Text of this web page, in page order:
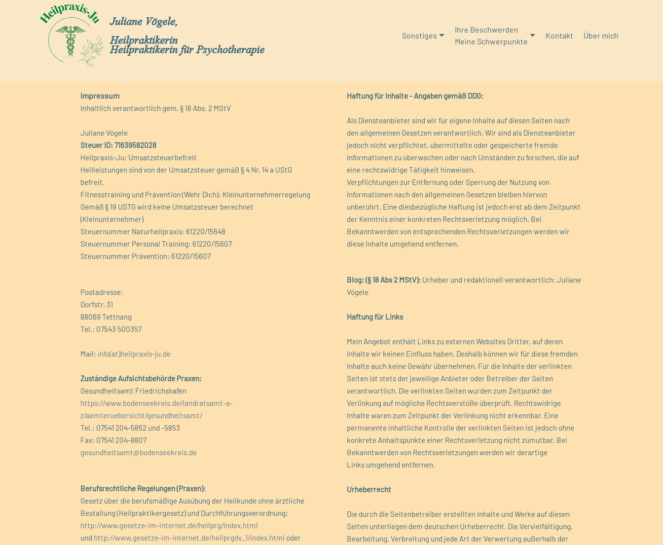
Juliane Vögele,
Heilpraktikerin
Heilpraktikerin für Psychotherapie
Sonstiges
Ihre Beschwerden
Meine Schwerpunkte
Kontakt Über mich
impressum
Inhaltlich verantwortlich gem. § 18 Abs. 2 MStV
Juliane Vögele
Steuer ID: 71639582028
Heilpraxis-Ju: Umsatzsteuerbefreit
Heilleistungen sind von der Umsatzsteuer gemäß § 4 Nr. 14 a UStG
befreit.
Fitnesstraining und Prävention (Wehr Dich): Kleinunternehmerregelung
Gemäß § 19 USTG wird keine Umsatzsteuer berechnet
(Kleinunternehmer)
Steuernummer Naturheilpraxis: 61220/15648
Steuernummer Personal Training: 61220/15607
Steuernummer Prävention: 61220/15607
Postadresse:
Dorfstr. 31
88069 Tettnang
Tel.: 07543 500357
Mail: info(at)heilpraxis-ju.de
Zuständige Aufsichtsbehörde Praxen:
Gesundheitsamt Friedrichshafen
https://www.bodenseekreis.de/landratsamt-a-
z/aemteruebersicht/gesundheitsamt/
Tel.: 07541 204-5852 und -5853
Fax: 07541 204-8807
gesundheitsamt@bodenseekreis.de
Berufsrechtliche Regelungen (Praxen):
Gesetz über die berufsmäßige Ausübung der Heilkunde ohne ärztliche
Bestallung (Heilpraktikergesetz) und Durchführungsverordnung:
http://www.gesetze-im-internet.de/heilprg/index.html
und http://www.gesetze-im-internet.de/heilprgdv_1/index.html oder
Haftung für Inhalte - Angaben gemäß DDG:
Als Diensteanbieter sind wir für eigene Inhalte auf diesen Seiten nach
den allgemeinen Gesetzen verantwortlich. Wir sind als Diensteanbieter
jedoch nicht verpflichtet, übermittelte oder gespeicherte fremde
Informationen zu überwachen oder nach Umständen zu forschen, die auf
eine rechtswidrige Tätigkeit hinweisen.
Verpflichtungen zur Entfernung oder Sperrung der Nutzung von
Informationen nach den allgemeinen Gesetzen bleiben hiervon
unberührt. Eine diesbezügliche Haftung ist jedoch erst ab dem Zeitpunkt
der Kenntnis einer konkreten Rechtsverletzung möglich. Bei
Bekanntwerden von entsprechenden Rechtsverletzungen werden wir
diese Inhalte umgehend entfernen.
Blog: (§ 18 Abs 2 MStV): Urheber und redaktionell verantwortlich: Juliane
Vögele
Haftung für Links
Mein Angebot enthält Links zu externen Websites Dritter, auf deren
Inhalte wir keinen Einfluss haben. Deshalb können wir für diese fremden
Inhalte auch keine Gewähr übernehmen. Für die Inhalte der verlinkten
Seiten ist stets der jeweilige Anbieter oder Betreiber der Seiten
verantwortlich. Die verlinkten Seiten wurden zum Zeitpunkt der
Verlinkung auf mögliche Rechtsverstöße überprüft. Rechtswidrige
Inhaltewaren zum Zeitpunkt der Verlinkung nicht erkennbar. Eine
permanente inhaltliche Kontrolle der verlinkten Seiten ist jedoch ohne
konkrete Anhaltspunkte einer Rechtsverletzung nicht zumutbar. Bei
Bekanntwerden von Rechtsverletzungen werden wir derartige
Links umgehend entfernen.
Urheberrecht
Die durch die Seitenbetreiber erstellten Inhalte und Werke auf diesen
Seiten unterliegen dem deutschen Urheberrecht. Die Vervielfältigung,
Bearbeitung, Verbreitung und jede Art der Verwertung außerhalb der